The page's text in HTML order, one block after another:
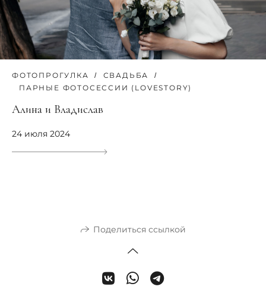
ФОТОПРОГУЛКА
СВАДЬБА
ПАРНЫЕ ФОТОСЕССИИ (LOVESTORY)
Алина и Владислав
24 июля 2024
Поделиться ссылкой